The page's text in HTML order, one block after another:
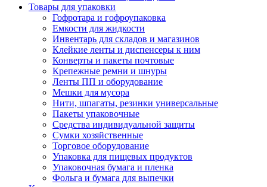
Товары для упаковки
Гофротара и гофроупаковка
Емкости для жидкости
Инвентарь для складов и магазинов
Клейкие ленты и диспенсеры к ним
Конверты и пакеты почтовые
Крепежные ремни и шнуры
Ленты ПП и оборудование
Мешки для мусора
Нити, шпагаты, резинки универсальные
Пакеты упаковочные
Средства индивидуальной защиты
Сумки хозяйственные
Торговое оборудование
Упаковка для пищевых продуктов
Упаковочная бумага и пленка
Фольга и бумага для выпечки